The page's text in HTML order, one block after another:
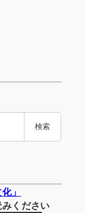
検索
」
ください